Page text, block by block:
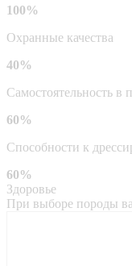
100%
Охранные качества
40%
Самостоятельность в
60%
Способности к
60%
Здоровье
При выборе породы